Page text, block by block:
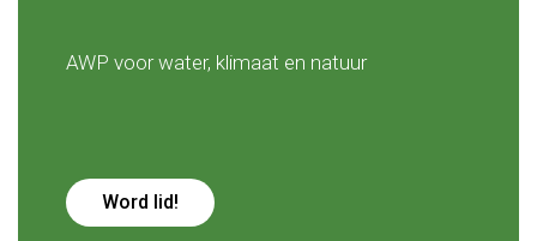
AWP voor water, klimaat en natuur
Word lid!